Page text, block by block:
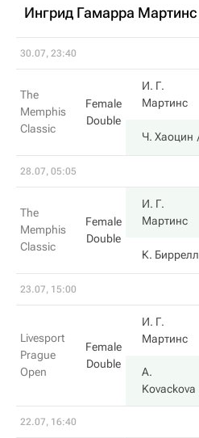
Ингрид Гамарра Мартинс
30.07, 23:40
The
Memphis
Classic
Female
Double
И. Г.
Мартинс
Ч. Хаоцин
28.07, 05:05
The
Memphis
Classic
Female
Double
И. Г.
Мартинс
К. Биррелл
23.07, 15:00
Livesport
Prague
Open
Female
Double
И. Г.
Мартинс
A.
Kovackova
22.07, 16:40